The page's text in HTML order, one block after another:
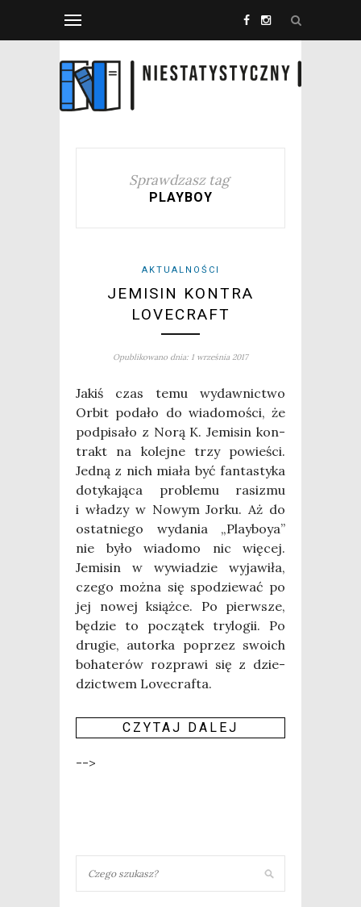
Sprawdzasz tag
PLAYBOY
AKTUALNOŚCI
JEMISIN KONTRA
LOVECRAFT
Opublikowano dnia: 1 września 2017
Jakiś czas temu wydaw­nic­two
Orbit poda­ło do wia­do­mo­ści, że
pod­pi­sa­ło z Norą K. Jemi­sin kon­
trakt na kolej­ne trzy powie­ści.
Jed­ną z nich mia­ła być fan­ta­sty­ka
doty­ka­ją­ca pro­ble­mu rasi­zmu
i wła­dzy w Nowym Jor­ku. Aż do
ostat­nie­go wyda­nia „Play­boya”
nie było wia­do­mo nic wię­cej.
Jemi­sin w wywia­dzie wyja­wi­ła,
cze­go moż­na się spo­dzie­wać po
jej nowej książ­ce. Po pierw­sze,
będzie to począ­tek try­lo­gii. Po
dru­gie, autor­ka poprzez swo­ich
boha­te­rów roz­pra­wi się z dzie­
dzic­twem Love­cra­fta.
CZY­TAJ DALEJ
-->